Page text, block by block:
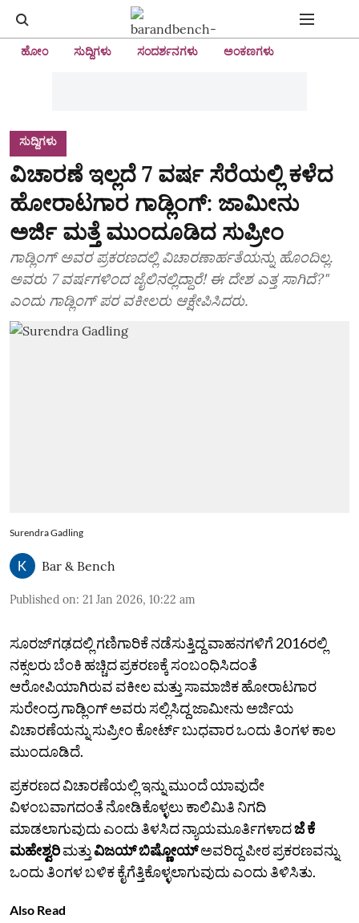
ಹೋಂ ಸುದ್ದಿಗಳು ಸಂದರ್ಶನಗಳು ಅಂಕಣಗಳು
ಸುದ್ದಿಗಳು
ವಿಚಾರಣೆ ಇಲ್ಲದೆ 7 ವರ್ಷ ಸೆರೆಯಲ್ಲಿ ಕಳೆದ
ಹೋರಾಟಗಾರ ಗಾಡ್ಲಿಂಗ್‌: ಜಾಮೀನು
ಅರ್ಜಿ ಮತ್ತೆ ಮುಂದೂಡಿದ ಸುಪ್ರೀಂ
ಗಾಡ್ಲಿಂಗ್‌ ಅವರ ಪ್ರಕರಣದಲ್ಲಿ ವಿಚಾರಣಾರ್ಹತೆಯನ್ನು ಹೊಂದಿಲ್ಲ.
ಅವರು 7 ವರ್ಷಗಳಿಂದ ಜೈಲಿನಲ್ಲಿದ್ದಾರೆ! ಈ ದೇಶ ಎತ್ತ ಸಾಗಿದೆ?"
ಎಂದು ಗಾಡ್ಲಿಂಗ್‌ ಪರ ವಕೀಲರು ಆಕ್ಷೇಪಿಸಿದರು.
Surendra Gadling
Bar & Bench
Published on: 21 Jan 2026, 10:22 am
ಸೂರಜ್‌ಗಢದಲ್ಲಿ ಗಣಿಗಾರಿಕೆ ನಡೆಸುತ್ತಿದ್ದ ವಾಹನಗಳಿಗೆ 2016ರಲ್ಲಿ
ನಕ್ಸಲರು ಬೆಂಕಿ ಹಚ್ಚಿದ ಪ್ರಕರಣಕ್ಕೆ ಸಂಬಂಧಿಸಿದಂತೆ
ಆರೋಪಿಯಾಗಿರುವ ವಕೀಲ ಮತ್ತು ಸಾಮಾಜಿಕ ಹೋರಾಟಗಾರ
ಸುರೇಂದ್ರ ಗಾಡ್ಲಿಂಗ್ ಅವರು ಸಲ್ಲಿಸಿದ್ದ ಜಾಮೀನು ಅರ್ಜಿಯ
ವಿಚಾರಣೆಯನ್ನು ಸುಪ್ರೀಂ ಕೋರ್ಟ್ ಬುಧವಾರ ಒಂದು ತಿಂಗಳ ಕಾಲ
ಮುಂದೂಡಿದೆ.
ಪ್ರಕರಣದ ವಿಚಾರಣೆಯಲ್ಲಿ ಇನ್ನು ಮುಂದೆ ಯಾವುದೇ
ವಿಳಂಬವಾಗದಂತೆ ನೋಡಿಕೊಳ್ಳಲು ಕಾಲಿಮಿತಿ ನಿಗದಿ
ಮಾಡಲಾಗುವುದು ಎಂದು ತಿಳಸಿದ ನ್ಯಾಯಮೂರ್ತಿಗಳಾದಜೆ ಕೆ
ಮಹೇಶ್ವರಿಮತ್ತುವಿಜಯ್ ಬಿಷ್ಣೋಯ್ಅವರಿದ್ದ ಪೀಠ ಪ್ರಕರಣವನ್ನು
ಒಂದು ತಿಂಗಳ ಬಳಿಕ ಕೈಗೆತ್ತಿಕೊಳ್ಳಲಾಗುವುದು ಎಂದು ತಿಳಿಸಿತು.
Also Read